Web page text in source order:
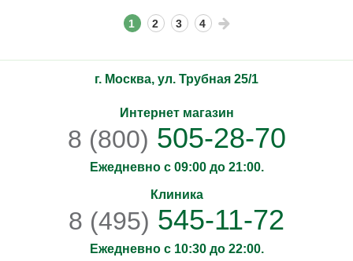
1 2 3 4
г. Москва, ул. Трубная 25/1
Интернет магазин
8 (800) 505-28-70
Ежедневно с 09:00 до 21:00.
Клиника
8 (495) 545-11-72
Ежедневно с 10:30 до 22:00.